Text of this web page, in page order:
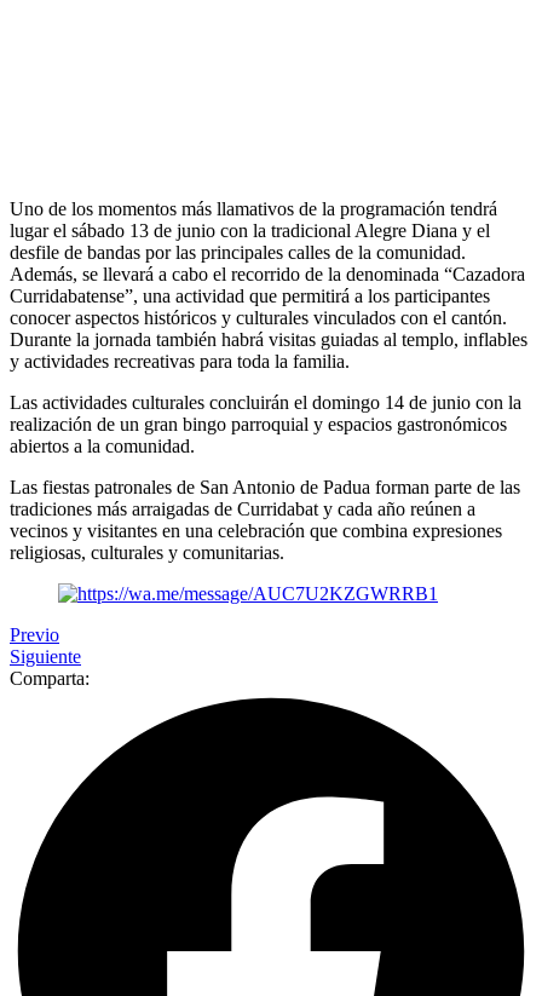
Uno de los momentos más llamativos de la programación tendrá
lugar el sábado 13 de junio con la tradicional Alegre Diana y el
desfile de bandas por las principales calles de la comunidad.
Además, se llevará a cabo el recorrido de la denominada “Cazadora
Curridabatense”, una actividad que permitirá a los participantes
conocer aspectos históricos y culturales vinculados con el cantón.
Durante la jornada también habrá visitas guiadas al templo, inflables
y actividades recreativas para toda la familia.
Las actividades culturales concluirán el domingo 14 de junio con la
realización de un gran bingo parroquial y espacios gastronómicos
abiertos a la comunidad.
Las fiestas patronales de San Antonio de Padua forman parte de las
tradiciones más arraigadas de Curridabat y cada año reúnen a
vecinos y visitantes en una celebración que combina expresiones
religiosas, culturales y comunitarias.
Previo
Siguiente
Comparta: